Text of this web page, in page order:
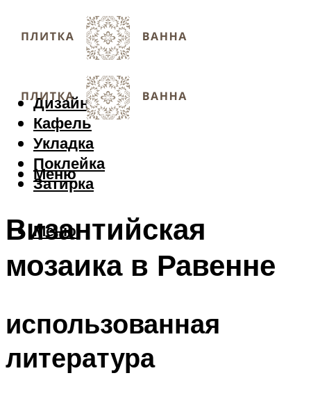
Дизайн
Кафель
Укладка
Поклейка
Затирка
Меню
Меню
Византийская
мозаика в Равенне
использованная
литература